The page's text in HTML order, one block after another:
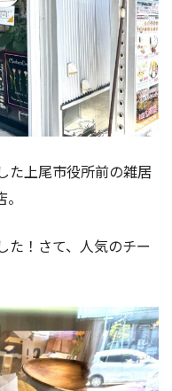
た上尾市役所前の雑居
た！さて、人気のチー